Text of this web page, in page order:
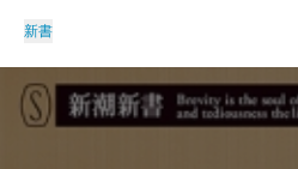
新書